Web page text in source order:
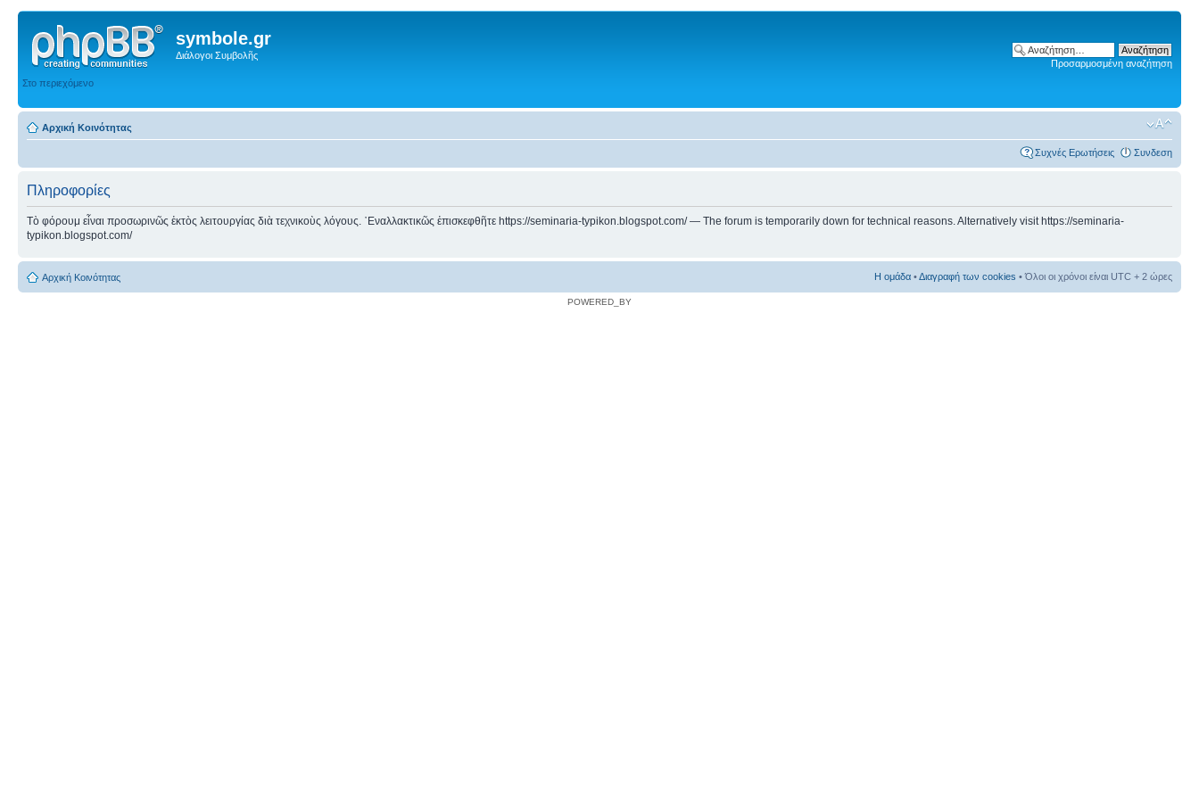
symbole.gr
Διάλογοι Συμβολῆς
Στο περιεχόμενο
Προσαρμοσμένη αναζήτηση
Αρχική Κοινότητας
Συχνές Ερωτήσεις Συνδεση
Πληροφορίες
Τὸ φόρουμ εἶναι προσωρινῶς ἐκτὸς λειτουργίας διὰ τεχνικοὺς λόγους. ᾿Εναλλακτικῶς ἐπισκεφθῆτε https://seminaria-typikon.blogspot.com/ — The forum is temporarily down for technical reasons. Alternatively visit https://seminaria-
typikon.blogspot.com/
Αρχική Κοινότητας Η ομάδα •Διαγραφή των cookies • Όλοι οι χρόνοι είναι UTC + 2 ώρες
POWERED_BY